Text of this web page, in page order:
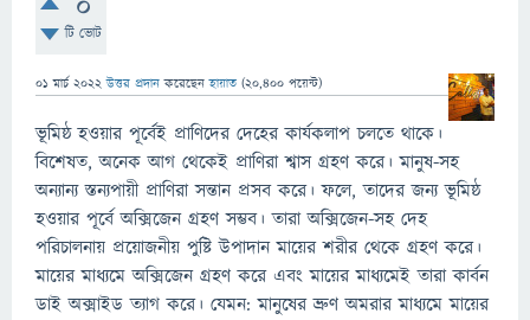
টি ভোট
01 মার্চ 2022 উত্তর প্রদান করেছেনহায়াত (20,400 পয়েন্ট)
ভূমিষ্ঠ হওয়ার পূর্বেই প্রাণিদের দেহের কার্যকলাপ চলতে থাকে।
বিশেষত, অনেক আগ থেকেই প্রাণিরা শ্বাস গ্রহণ করে। মানুষ-সহ
অন্যান্য স্তন্যপায়ী প্রাণিরা সন্তান প্রসব করে। ফলে, তাদের জন্য ভূমিষ্ঠ
হওয়ার পূর্বে অক্সিজেন গ্রহণ সম্ভব। তারা অক্সিজেন-সহ দেহ
পরিচালনায় প্রয়োজনীয় পুষ্টি উপাদান মায়ের শরীর থেকে গ্রহণ করে।
মায়ের মাধ্যমে অক্সিজেন গ্রহণ করে এবং মায়ের মাধ্যমেই তারা কার্বন
ডাই অক্সাইড ত্যাগ করে। যেমন: মানুষের ভ্রুণ অমরার মাধ্যমে মায়ের